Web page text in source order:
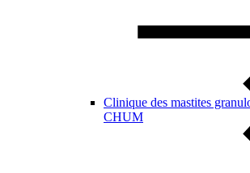
Clinique des mastites
CHUM